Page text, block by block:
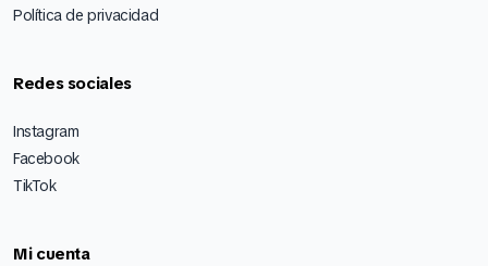
Política de privacidad
Redes sociales
Instagram
Facebook
TikTok
Mi cuenta